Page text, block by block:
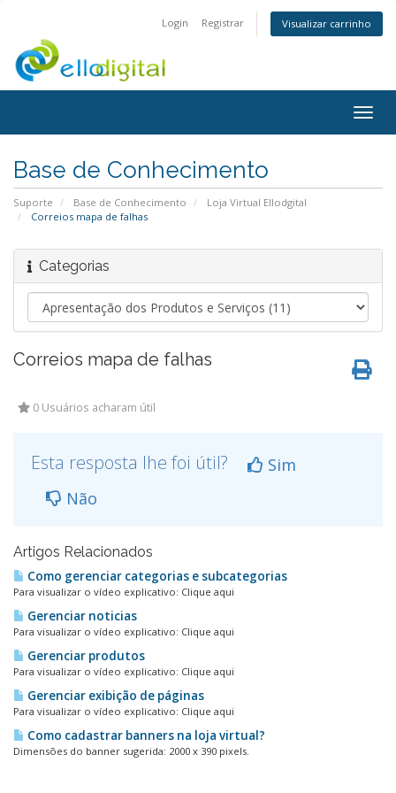
Login Registrar Visualizar carrinho
Base de Conhecimento
Suporte Base de Conhecimento
Loja Virtual Ellodgital
Correios mapa de falhas
Categorias
Correios mapa de falhas
0 Usuários acharam útil
Esta resposta lhe foi útil?
Sim
Não
Artigos Relacionados
Como gerenciar categorias e subcategorias
Para visualizar o vídeo explicativo: Clique aqui
Gerenciar noticias
Para visualizar o vídeo explicativo: Clique aqui
Gerenciar produtos
Para visualizar o vídeo explicativo: Clique aqui
Gerenciar exibição de páginas
Para visualizar o vídeo explicativo: Clique aqui
Como cadastrar banners na loja virtual?
Dimensões do banner sugerida: 2000 x 390 pixels.